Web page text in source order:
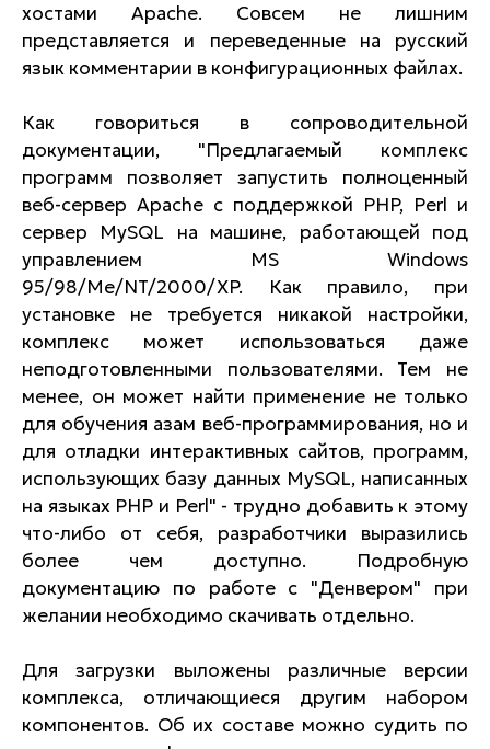
хостами Apache. Совсем не лишним
представляется и переведенные на русский
язык комментарии в конфигурационных файлах.
Как говориться в сопроводительной
документации, "Предлагаемый комплекс
программ позволяет запустить полноценный
веб-сервер Apache с поддержкой PHP, Perl и
сервер MySQL на машине, работающей под
управлением MS Windows
95/98/Me/NT/2000/XP. Как правило, при
установке не требуется никакой настройки,
комплекс может использоваться даже
неподготовленными пользователями. Тем не
менее, он может найти применение не только
для обучения азам веб-программирования, но и
для отладки интерактивных сайтов, программ,
использующих базу данных MySQL, написанных
на языках PHP и Perl" - трудно добавить к этому
что-либо от себя, разработчики выразились
более чем доступно. Подробную
документацию по работе с "Денвером" при
желании необходимо скачивать отдельно.
Для загрузки выложены различные версии
комплекса, отличающиеся другим набором
компонентов. Об их составе можно судить по